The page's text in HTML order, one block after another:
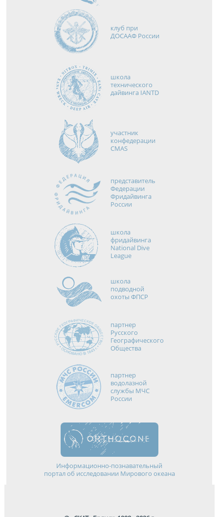
клуб при
ДОСААФ России
школа
технического
дайвинга IANTD
участник
конфедерации
CMAS
представитель
Федерации
Фридайвинга
России
школа
фридайвинга
National Dive
League
школа
подводной
охоты ФПСР
партнер
Русского
Географического
Общества
партнер
водолазной
службы МЧС
России
Информационно-познавательный
портал об исследовании Мирового океана